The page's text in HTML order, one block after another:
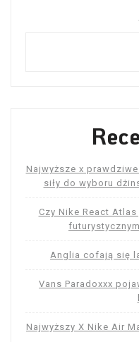
Najwyższe x
siły do ​​wyboru
Czy Nike React
Anglia cofają się
Vans Paradoxxx
Najwyższy X Nike Air